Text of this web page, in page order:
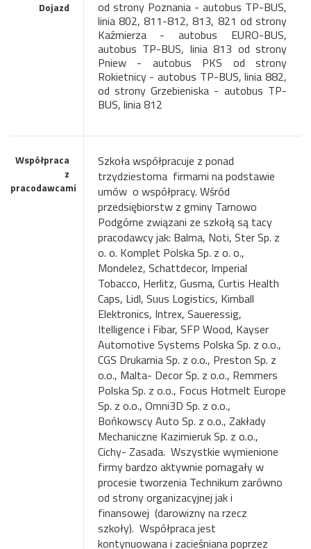
Dojazd
od strony Poznania - autobus TP-BUS,
linia 802, 811-812, 813, 821 od strony
Kaźmierza - autobus EURO-BUS,
autobus TP-BUS, linia 813 od strony
Pniew - autobus PKS od strony
Rokietnicy - autobus TP-BUS, linia 882,
od strony Grzebieniska - autobus TP-
BUS, linia 812
Współpraca
z
pracodawcami
Szkoła współpracuje z ponad
trzydziestoma firmami na podstawie
umów o współpracy. Wśród
przedsiębiorstw z gminy Tarnowo
Podgórne związani ze szkołą są tacy
pracodawcy jak: Balma, Noti, Ster Sp. z
o. o. Komplet Polska Sp. z o. o.,
Mondelez, Schattdecor, Imperial
Tobacco, Herlitz, Gusma, Curtis Health
Caps, Lidl, Suus Logistics, Kimball
Elektronics, Intrex, Saueressig,
Itelligence i Fibar, SFP Wood, Kayser
Automotive Systems Polska Sp. z o.o.,
CGS Drukarnia Sp. z o.o., Preston Sp. z
o.o., Malta- Decor Sp. z o.o., Remmers
Polska Sp. z o.o., Focus Hotmelt Europe
Sp. z o.o., Omni3D Sp. z o.o.,
Bońkowscy Auto Sp. z o.o., Zakłady
Mechaniczne Kazimieruk Sp. z o.o.,
Cichy- Zasada. Wszystkie wymienione
firmy bardzo aktywnie pomagały w
procesie tworzenia Technikum zarówno
od strony organizacyjnej jak i
finansowej (darowizny na rzecz
szkoły). Współpraca jest
kontynuowana i zacieśniana poprzez